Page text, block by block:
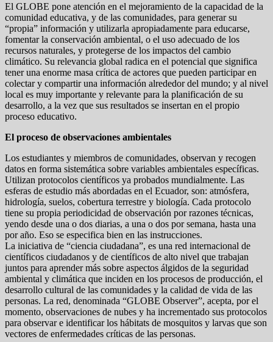
El GLOBE pone atención en el mejoramiento de la capacidad de la
comunidad educativa, y de las comunidades, para generar su
“propia” información y utilizarla apropiadamente para educarse,
fomentar la conservación ambiental, o el uso adecuado de los
recursos naturales, y protegerse de los impactos del cambio
climático. Su relevancia global radica en el potencial que significa
tener una enorme masa crítica de actores que pueden participar en
colectar y compartir una información alrededor del mundo; y al nivel
local es muy importante y relevante para la planificación de su
desarrollo, a la vez que sus resultados se insertan en el propio
proceso educativo.
El proceso de observaciones ambientales
Los estudiantes y miembros de comunidades, observan y recogen
datos en forma sistemática sobre variables ambientales específicas.
Utilizan protocolos científicos ya probados mundialmente. Las
esferas de estudio más abordadas en el Ecuador, son: atmósfera,
hidrología, suelos, cobertura terrestre y biología. Cada protocolo
tiene su propia periodicidad de observación por razones técnicas,
yendo desde una o dos diarias, a una o dos por semana, hasta una
por año. Eso se especifica bien en las instrucciones.
La iniciativa de “ciencia ciudadana”, es una red internacional de
científicos ciudadanos y de científicos de alto nivel que trabajan
juntos para aprender más sobre aspectos álgidos de la seguridad
ambiental y climática que inciden en los procesos de producción, el
desarrollo cultural de las comunidades y la calidad de vida de las
personas. La red, denominada “GLOBE Observer”, acepta, por el
momento, observaciones de nubes y ha incrementado sus protocolos
para observar e identificar los hábitats de mosquitos y larvas que son
vectores de enfermedades críticas de las personas.